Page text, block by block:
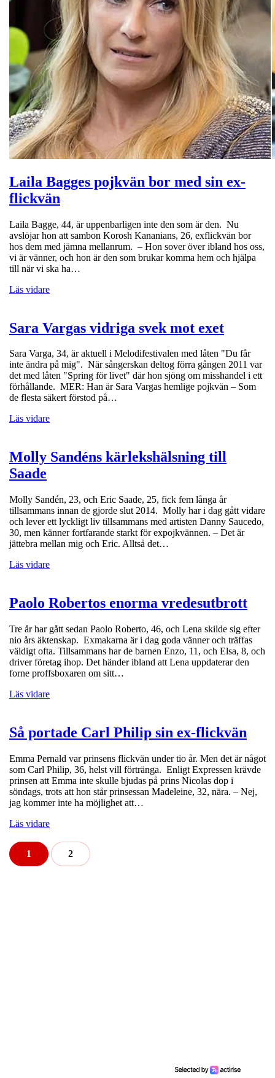
Laila Bagges pojkvän bor med sin ex-
flickvän
Laila Bagge, 44, är uppenbarligen inte den som är den. Nu
avslöjar hon att sambon Korosh Kananians, 26, exflickvän bor
hos dem med jämna mellanrum. – Hon sover över ibland hos oss,
vi är vänner, och hon är den som brukar komma hem och hjälpa
till när vi ska ha…
Läs vidare
Sara Vargas vidriga svek mot exet
Sara Varga, 34, är aktuell i Melodifestivalen med låten "Du får
inte ändra på mig". När sångerskan deltog förra gången 2011 var
det med låten "Spring för livet" där hon sjöng om misshandel i ett
förhållande. MER: Han är Sara Vargas hemlige pojkvän – Som
de flesta säkert förstod på…
Läs vidare
Molly Sandéns kärlekshälsning till
Saade
Molly Sandén, 23, och Eric Saade, 25, fick fem långa år
tillsammans innan de gjorde slut 2014. Molly har i dag gått vidare
och lever ett lyckligt liv tillsammans med artisten Danny Saucedo,
30, men känner fortfarande starkt för expojkvännen. – Det är
jättebra mellan mig och Eric. Alltså det…
Läs vidare
Paolo Robertos enorma vredesutbrott
Tre år har gått sedan Paolo Roberto, 46, och Lena skilde sig efter
nio års äktenskap. Exmakarna är i dag goda vänner och träffas
väldigt ofta. Tillsammans har de barnen Enzo, 11, och Elsa, 8, och
driver företag ihop. Det händer ibland att Lena uppdaterar den
forne proffsboxaren om sitt…
Läs vidare
Så portade Carl Philip sin ex-flickvän
Emma Pernald var prinsens flickvän under tio år. Men det är något
som Carl Philip, 36, helst vill förtränga. Enligt Expressen krävde
prinsen att Emma inte skulle bjudas på prins Nicolas dop i
söndags, trots att hon står prinsessan Madeleine, 32, nära. – Nej,
jag kommer inte ha möjlighet att…
Läs vidare
1 2